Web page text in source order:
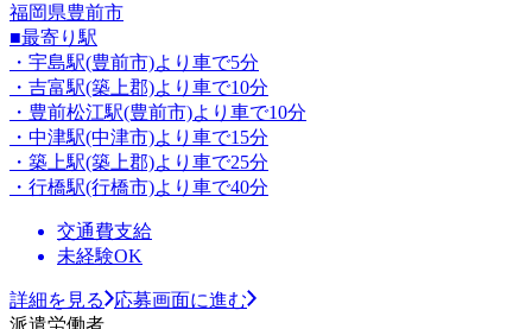
福岡県豊前市
■最寄り駅
・宇島駅(豊前市)より車で5分
・吉富駅(築上郡)より車で10分
・豊前松江駅(豊前市)より車で10分
・中津駅(中津市)より車で15分
・築上駅(築上郡)より車で25分
・行橋駅(行橋市)より車で40分
交通費支給
未経験OK
詳細を見る
応募画面に進む
派遣労働者